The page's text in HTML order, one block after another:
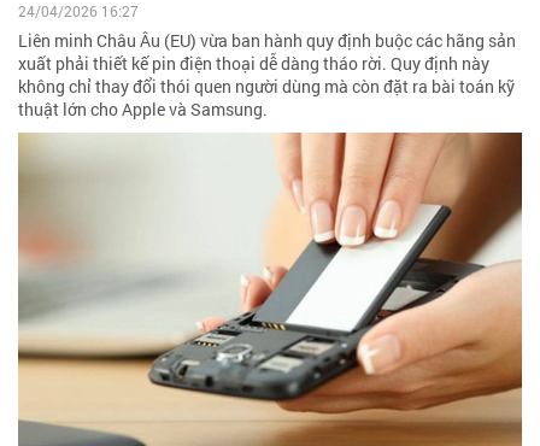
24/04/2026 16:27
Liên minh Châu Âu (EU) vừa ban hành quy định buộc các hãng sản
xuất phải thiết kế pin điện thoại dễ dàng tháo rời. Quy định này
không chỉ thay đổi thói quen người dùng mà còn đặt ra bài toán kỹ
thuật lớn cho Apple và Samsung.